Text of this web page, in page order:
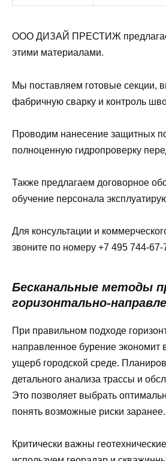
ООО ДИЗАЙ ПРЕСТИЖ
этими материалами.
Мы поставляем готовые секции,
фабричную сварку и контроль
Проводим нанесение защитных
полноценную гидропроверку
Также предлагаем договорное
обучение персонала
Для консультации и
звоните по номеру +7 495 744-67-
Бесканальные методы
горизонтально-
При правильном подходе
направленное бурение экономит
ущерб городской среде.
детального анализа трассы и
Это позволяет выбрать
понять возможные риски заранее.
Критически важны